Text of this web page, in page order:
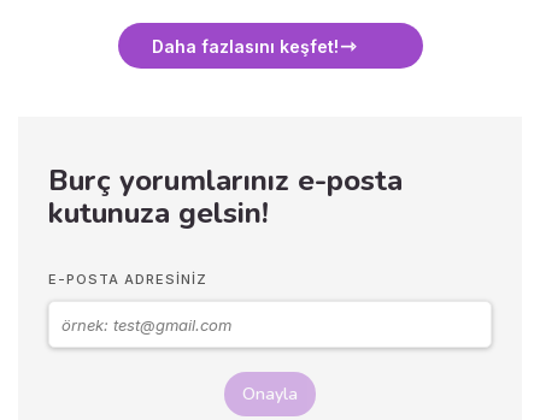
kullanarak aşkı, şansı ve
Daha fazlasını keşfet!
Burç yorumlarınız e-posta
kutunuza gelsin!
E-POSTA ADRESINIZ
Onayla